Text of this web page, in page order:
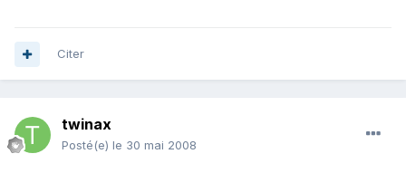
Citer
twinax
Posté(e) le 30 mai 2008